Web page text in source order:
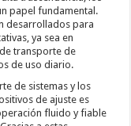
papel fundamental.
desarrollados para
ya sea en
transporte de
de uso diario.
de sistemas y los
de ajuste es
fluido y fiable